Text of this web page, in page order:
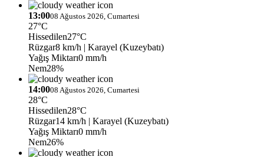
13:0008 Ağustos 2026, Cumartesi
27°C
Hissedilen27°C
Rüzgar8 km/h | Karayel (Kuzeybatı)
Yağış Miktarı0 mm/h
Nem28%
14:0008 Ağustos 2026, Cumartesi
28°C
Hissedilen28°C
Rüzgar14 km/h | Karayel (Kuzeybatı)
Yağış Miktarı0 mm/h
Nem26%